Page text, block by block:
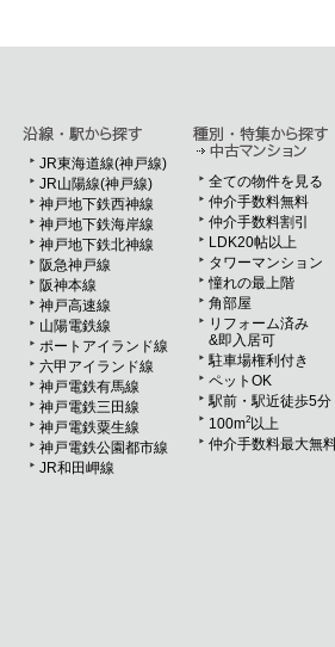
JR東海道線(神戸線)
JR山陽線(神戸線)
神戸地下鉄西神線
神戸地下鉄海岸線
神戸地下鉄北神線
阪急神戸線
阪神本線
神戸高速線
山陽電鉄線
ポートアイランド線
六甲アイランド線
神戸電鉄有馬線
神戸電鉄三田線
神戸電鉄粟生線
神戸電鉄公園都市線
JR和田岬線
全ての物件を見る
仲介手数料無料
仲介手数料割引
LDK20帖以上
タワーマンション
憧れの最上階
角部屋
リフォーム済み
&即入居可
駐車場権利付き
ペットOK
駅前・駅近徒歩5分
100m2 以上
仲介手数料最大無